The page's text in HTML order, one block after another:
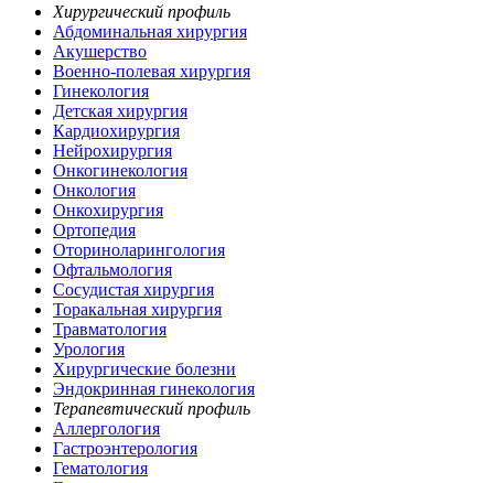
Хирургический профиль
Абдоминальная хирургия
Акушерство
Военно-полевая хирургия
Гинекология
Детская хирургия
Кардиохирургия
Нейрохирургия
Онкогинекология
Онкология
Онкохирургия
Ортопедия
Оториноларингология
Офтальмология
Сосудистая хирургия
Торакальная хирургия
Травматология
Урология
Хирургические болезни
Эндокринная гинекология
Терапевтический профиль
Аллергология
Гастроэнтерология
Гематология